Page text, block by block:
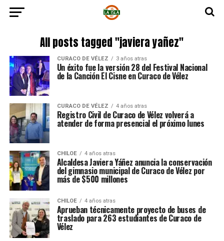
All posts tagged "javiera yañez"
CURACO DE VÉLEZ 3 años atras
Un éxito fue la versión 28 del Festival Nacional
de la Canción El Cisne en Curaco de Vélez
CURACO DE VÉLEZ 4 años atras
Registro Civil de Curaco de Vélez volverá a
atender de forma presencial el próximo lunes
CHILOE 4 años atras
Alcaldesa Javiera Yáñez anuncia la conservación
del gimnasio municipal de Curaco de Vélez por
más de $500 millones
CHILOE 4 años atras
Aprueban técnicamente proyecto de buses de
traslado para 263 estudiantes de Curaco de
Vélez